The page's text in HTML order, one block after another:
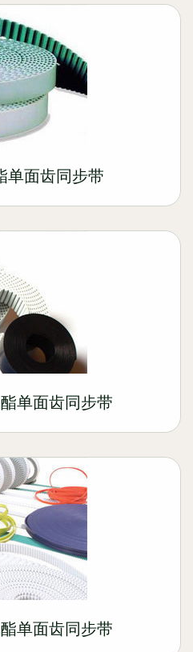
单面齿同步带
单面齿同步带
单面齿同步带